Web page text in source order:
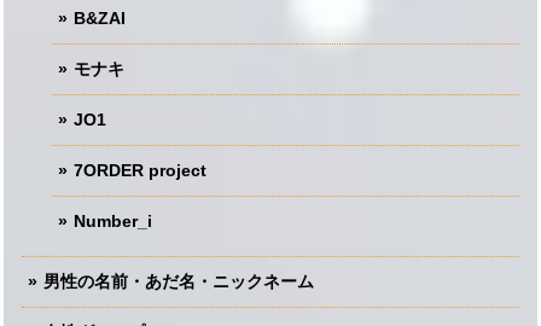
B&ZAI
モナキ
JO1
7ORDER project
Number_i
男性の名前・あだ名・ニックネーム